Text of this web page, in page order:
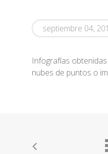
septiembre 04,
Infografías
nubes de puntos o